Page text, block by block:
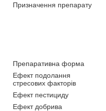
Призначення препарату
Препаративна форма
Ефект подолання
стресових факторів
Ефект пестициду
Ефект добрива